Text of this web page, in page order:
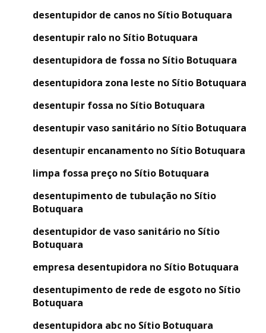
desentupidor de canos no Sítio Botuquara
desentupir ralo no Sítio Botuquara
desentupidora de fossa no Sítio Botuquara
desentupidora zona leste no Sítio Botuquara
desentupir fossa no Sítio Botuquara
desentupir vaso sanitário no Sítio Botuquara
desentupir encanamento no Sítio Botuquara
limpa fossa preço no Sítio Botuquara
desentupimento de tubulação no Sítio
Botuquara
desentupidor de vaso sanitário no Sítio
Botuquara
empresa desentupidora no Sítio Botuquara
desentupimento de rede de esgoto no Sítio
Botuquara
desentupidora abc no Sítio Botuquara